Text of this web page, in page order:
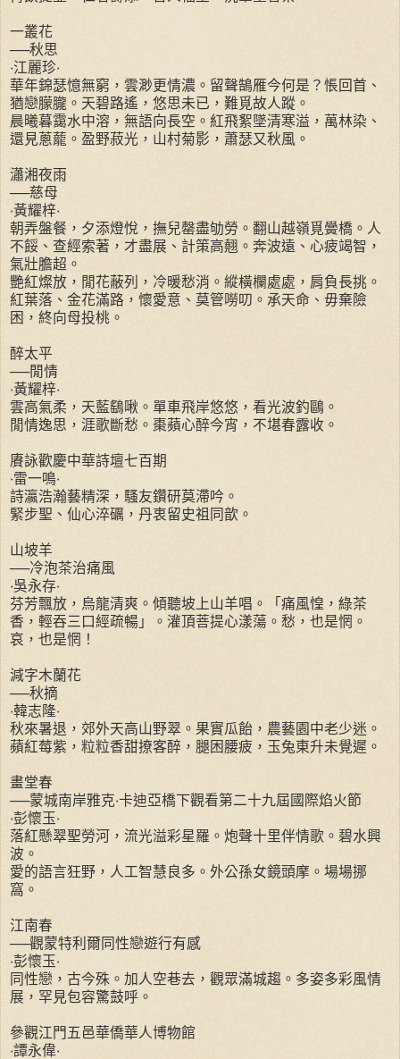
一叢花
──秋思
‧江麗珍‧
華年錦瑟憶無窮，雲渺更情濃。留聲鵠雁今何是？悵回首、
猶戀朦朧。天碧路遙，悠思未已，難覓故人蹤。
晨曦暮靄水中溶，無語向長空。紅飛絮墜清寒溢，萬林染、
還見蔥蘢。盈野菽光，山村菊影，蕭瑟又秋風。
瀟湘夜雨
──慈母
‧黃耀梓‧
朝弄盤餐，夕添燈悅，撫兒罄盡劬勞。翻山越嶺覓黌橋。人
不餒、查經索著，才盡展、計策高翹。奔波遠、心疲竭智，
氣壯膽超。
艷紅燦放，閒花蔽列，冷暖愁消。縱橫欄處處，肩負長挑。
紅葉落、金花滿路，懷愛意、莫管嘮叨。承天命、毋棄險
困，終向母投桃。
醉太平
──閒情
‧黃耀梓‧
雲高氣柔，天藍鷂啾。單車飛岸悠悠，看光波釣鷗。
閒情逸思，涯歌斷愁。棗蘋心醉今宵，不堪春露收。
賡詠歡慶中華詩壇七百期
‧雷一鳴‧
詩瀛浩瀚藝精深，騷友鑽研莫滯吟。
緊步聖、仙心淬礪，丹衷留史祖同歆。
山坡羊
──冷泡茶治痛風
‧吳永存‧
芬芳飄放，烏龍清爽。傾聽坡上山羊唱。「痛風惶，綠茶
香，輕吞三口經疏暢」。灌頂菩提心漾蕩。愁，也是惘。
哀，也是惘！
減字木蘭花
──秋摘
‧韓志隆‧
秋來暑退，郊外天高山野翠。果實瓜飴，農藝園中老少迷。
蘋紅莓紫，粒粒香甜撩客醉，腿困腰疲，玉兔東升未覺遲。
畫堂春
──蒙城南岸雅克‧卡迪亞橋下觀看第二十九屆國際焰火節
‧彭懷玉‧
落紅懸翠聖勞河，流光溢彩星羅。炮聲十里伴情歌。碧水興
波。
愛的語言狂野，人工智慧良多。外公孫女鏡頭摩。場場挪
窩。
江南春
──觀蒙特利爾同性戀遊行有感
‧彭懷玉‧
同性戀，古今殊。加人空巷去，觀眾滿城趨。多姿多彩風情
展，罕見包容驚鼓呼。
參觀江門五邑華僑華人博物館
‧譚永偉‧